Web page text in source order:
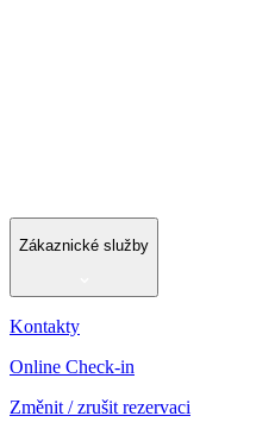
Zákaznické služby
Kontakty
Online Check-in
Změnit / zrušit rezervaci